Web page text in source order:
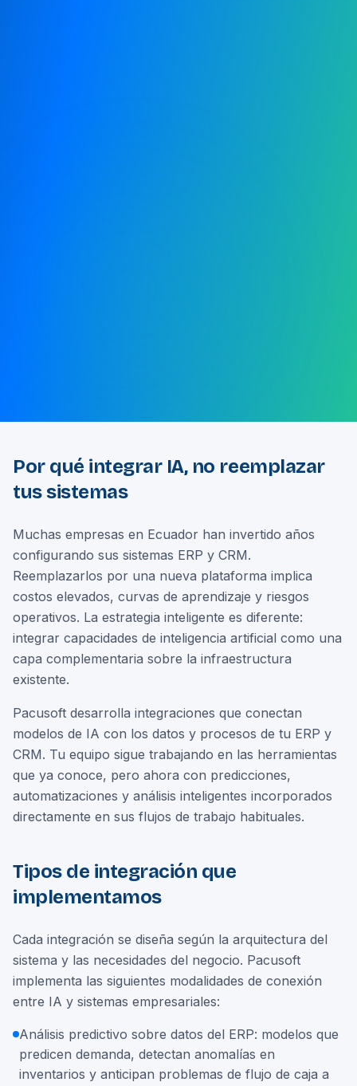
Por qué integrar IA, no reemplazar
tus sistemas
Muchas empresas en Ecuador han invertido años
configurando sus sistemas ERP y CRM.
Reemplazarlos por una nueva plataforma implica
costos elevados, curvas de aprendizaje y riesgos
operativos. La estrategia inteligente es diferente:
integrar capacidades de inteligencia artificial como una
capa complementaria sobre la infraestructura
existente.
Pacusoft desarrolla integraciones que conectan
modelos de IA con los datos y procesos de tu ERP y
CRM. Tu equipo sigue trabajando en las herramientas
que ya conoce, pero ahora con predicciones,
automatizaciones y análisis inteligentes incorporados
directamente en sus flujos de trabajo habituales.
Tipos de integración que
implementamos
Cada integración se diseña según la arquitectura del
sistema y las necesidades del negocio. Pacusoft
implementa las siguientes modalidades de conexión
entre IA y sistemas empresariales:
Análisis predictivo sobre datos del ERP: modelos que
predicen demanda, detectan anomalías en
inventarios y anticipan problemas de flujo de caja a